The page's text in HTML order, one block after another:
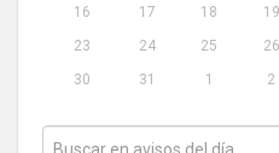
16
17 18 19
23
24 25 26
30
31 1 2